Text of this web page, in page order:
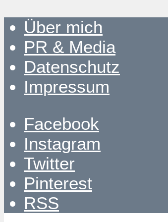
Über mich
PR & Media
Datenschutz
Impressum
Facebook
Instagram
Twitter
Pinterest
RSS